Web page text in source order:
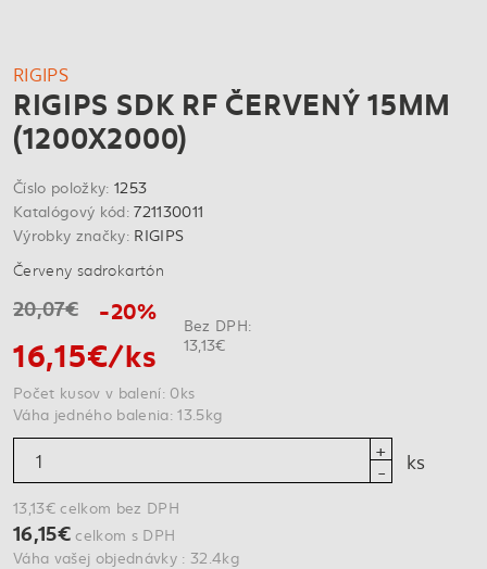
RIGIPS
RIGIPS SDK RF ČERVENÝ 15MM
(1200X2000)
Číslo položky: 1253
Katalógový kód:721130011
Výrobky značky: RIGIPS
Červeny sadrokartón
20,07€ -20%
16,15€/ks
Bez DPH:
13,13€
Počet kusov v balení: 0ks
Váha jedného balenia: 13.5kg
ks
13,13€ celkom bez DPH
16,15€celkom s DPH
Váha vašej objednávky : 32.4kg